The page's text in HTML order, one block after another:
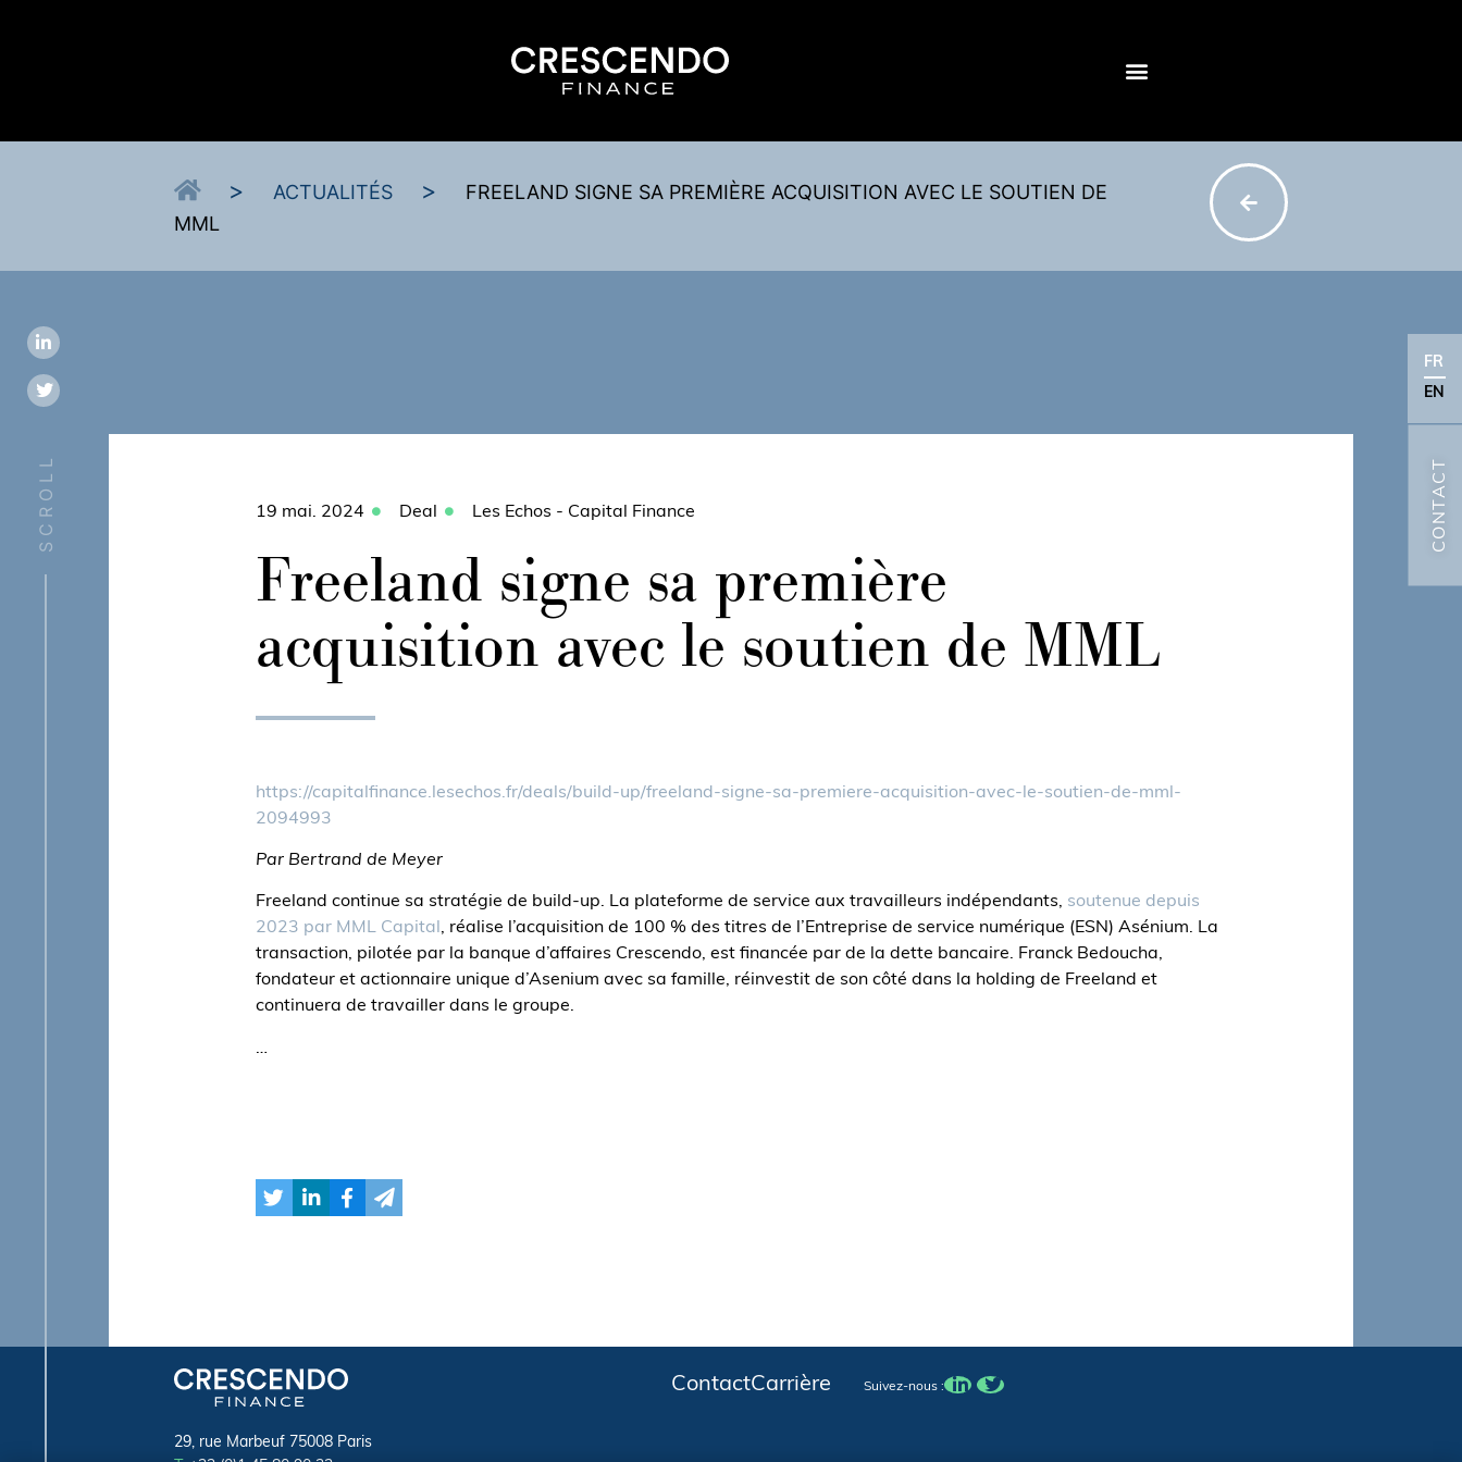
SCROLL
FR
EN
CONTACT
> ACTUALITÉS >
FREELAND SIGNE SA PREMIÈRE ACQUISITION AVEC LE SOUTIEN DE
MML
19 mai. 2024 Deal Les Echos - Capital Finance
Freeland signe sa première
acquisition avec le soutien de MML
https://capitalfinance.lesechos.fr/deals/build-up/freeland-signe-sa-premiere-acquisition-avec-le-soutien-de-mml-
2094993
Par Bertrand de Meyer
Freeland continue sa stratégie de build-up. La plateforme de service aux travailleurs indépendants, soutenue depuis
2023 par MML Capital, réalise l’acquisition de 100 % des titres de l’Entreprise de service numérique (ESN) Asénium. La
transaction, pilotée par la banque d’affaires Crescendo, est financée par de la dette bancaire. Franck Bedoucha,
fondateur et actionnaire unique d’Asenium avec sa famille, réinvestit de son côté dans la holding de Freeland et
continuera de travailler dans le groupe.
…
29, rue Marbeuf 75008 Paris
ContactCarrière Suivez-nous :